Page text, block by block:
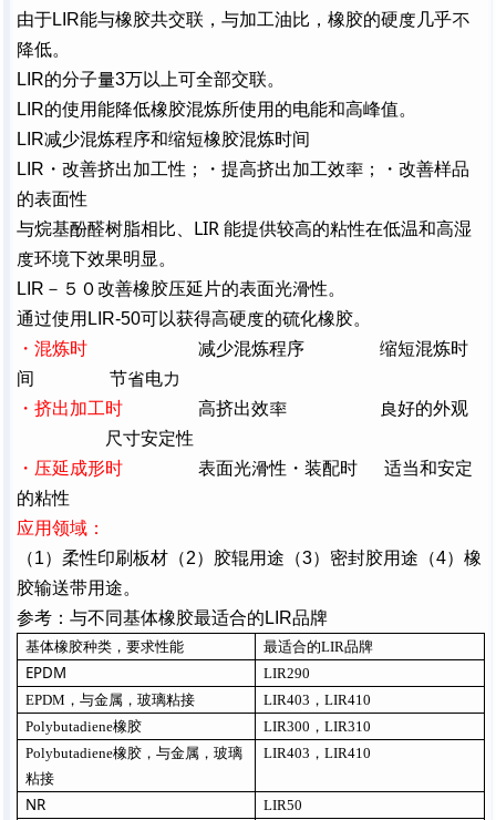
由于LIR能与橡胶共交联，与加工油比，橡胶的硬度 几乎不
降低。
LIR的分子量3万以上可全部交联。
LIR的使用能降低橡胶混炼所使用的电能和高峰值。
LIR减少混炼程序和缩短橡胶混炼时间
LIR ・ 改善挤出加工性； ・ 提高挤出加工效率 ； ・ 改善样品
的表面性
与烷基酚醛树脂相比 LIR 能提供较高的粘性在低温和高湿
度环境下效果明显 。
LIR －５０改善橡胶压延片的表面光滑性。
通过使用 LIR-50可以获得高硬度的硫化橡胶。
・ 混炼时 减少混炼程序
缩短混炼时
间
节省电力
・ 挤出加工时 高挤出效率 良好的外观
尺寸安定性
・ 压延成形时 表面光滑性 ・ 装配时
适当和安定
的粘性
应用领域：
（1）柔性印刷板材（2）胶辊用途（3）密封胶用途（4）橡
胶输送带用途。
参考：与不同基体橡胶最适合的 LIR品牌
基体橡胶种类，要求性能 最适合的LIR品牌
EPDM
LIR290
EPDM ，与金属，玻璃粘接 LIR403 ，LIR410
Polybutadiene橡胶 LIR300 ，LIR310
Polybutadiene橡胶，与金属，玻璃
粘接
LIR403 ，LIR410
NR LIR50